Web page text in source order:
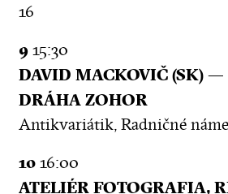
16
915:30
DAVID MACKOVIČ (SK) —
DRÁHA ZOHOR
Antikvariátik, Radničné
1016:00
ATELIÉR FOTOGRAFIA,